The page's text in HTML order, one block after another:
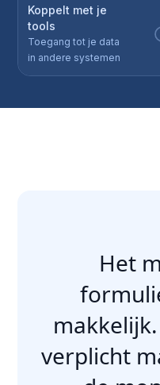
Koppelt met je
tools
Toegang tot je data
in andere systemen
Het
verplicht